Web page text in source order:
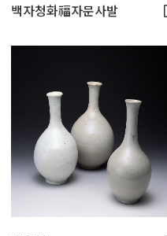
백자청화福자문사발